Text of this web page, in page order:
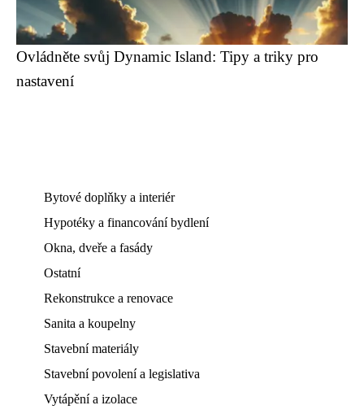
Ovládněte svůj Dynamic Island: Tipy a triky pro
nastavení
Bytové doplňky a interiér
Hypotéky a financování bydlení
Okna, dveře a fasády
Ostatní
Rekonstrukce a renovace
Sanita a koupelny
Stavební materiály
Stavební povolení a legislativa
Vytápění a izolace